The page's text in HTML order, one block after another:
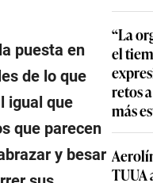
puesta en
de lo que
igual que
que parecen
y besar
“La
el
retos
más
TUUA